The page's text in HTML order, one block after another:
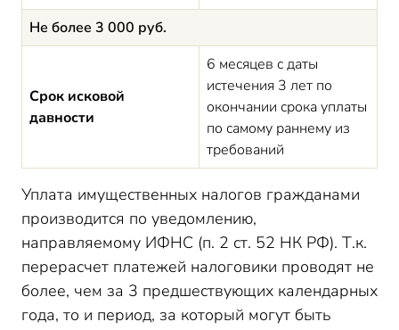
Не более 3 000 руб.
Срок исковой
давности
6 месяцев с даты
истечения 3 лет по
окончании срока уплаты
по самому раннему из
требований
Уплата имущественных налогов гражданами
производится по уведомлению,
направляемому ИФНС (п. 2 ст. 52 НК РФ). Т.к.
перерасчет платежей налоговики проводят не
более, чем за 3 предшествующих календарных
года, то и период, за который могут быть